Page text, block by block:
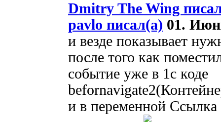
Dmitry The Wing
pavlo писал(а) 01.
и везде показывает
после того как
событие уже в 1с коде
и в переменной Ссылка